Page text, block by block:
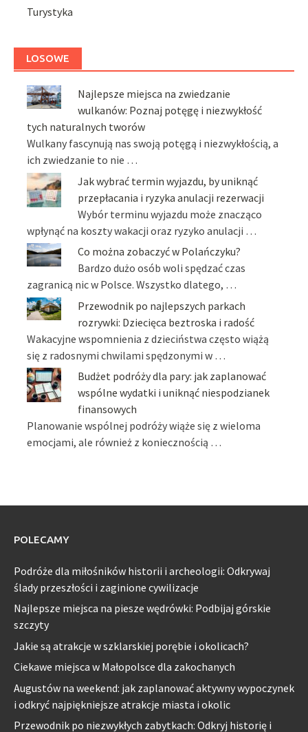
Turystyka
LOSOWE
Najlepsze miejsca na zwiedzanie
wulkanów: Poznaj potęgę i niezwykłość
tych naturalnych tworów
Wulkany fascynują nas swoją potęgą i niezwykłością, a
ich zwiedzanie to nie …
Jak wybrać termin wyjazdu, by uniknąć
przepłacania i ryzyka anulacji rezerwacji
Wybór terminu wyjazdu może znacząco
wpłynąć na koszty wakacji oraz ryzyko anulacji …
Co można zobaczyć w Polańczyku?
Bardzo dużo osób woli spędzać czas
zagranicą nic w Polsce. Wszystko dlatego, …
Przewodnik po najlepszych parkach
rozrywki: Dziecięca beztroska i radość
Wakacyjne wspomnienia z dzieciństwa często wiążą
się z radosnymi chwilami spędzonymi w …
Budżet podróży dla pary: jak zaplanować
wspólne wydatki i uniknąć niespodzianek
finansowych
Planowanie wspólnej podróży wiąże się z wieloma
emocjami, ale również z koniecznością …
POLECAMY
Podróże dla miłośników historii i archeologii: Odkrywaj
ślady przeszłości i zaginione cywilizacje
Najlepsze miejsca na piesze wędrówki: Podbijaj górskie
szczyty
Jakie są atrakcje w szklarskiej porębie i okolicach?
Ciekawe miejsca w Małopolsce dla zakochanych
Augustów na weekend: jak zaplanować aktywny wypoczynek
i odkryć najpiękniejsze atrakcje miasta i okolic
Przewodnik po niezwykłych zabytkach: Odkryj historię i